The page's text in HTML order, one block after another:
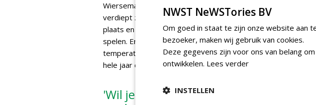
Wiersema merkt dat klimaatverandering zeker leeft in de
verdiept zich volop in de gevolgen van klimaatveranderingen.
plaats en er worden machines en producten ontwikkeld om
spelen. Er vinden studies plaats over hoe grassoorten
temperaturen en/of droogte. Ook worden verschillende
hele jaar door kunt zaaien.'
'Wil je klimaat adaptieve oplossingen,
NWST NeWSTories BV
Om goed in staat te zijn onze website aan
bezoeker, maken wij gebruik van cookies.
Deze gegevens zijn voor ons van belang
ontwikkelen. Lees verder
INSTELLEN